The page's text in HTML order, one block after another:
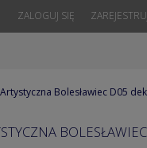
ZALOGUJ SIĘ
Bolesławiec D05